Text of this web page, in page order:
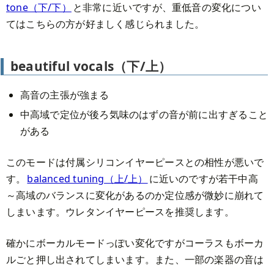
tone（下/下）
と非常に近いですが、重低音の変化につい
てはこちらの方が好ましく感じられました。
beautiful vocals（下/上）
高音の主張が強まる
中高域で定位が後ろ気味のはずの音が前に出すぎること
がある
このモードは付属シリコンイヤーピースとの相性が悪いで
す。
balanced tuning（上/上）
に近いのですが若干中高
～高域のバランスに変化があるのか定位感が微妙に崩れて
しまいます。ウレタンイヤーピースを推奨します。
確かにボーカルモードっぽい変化ですがコーラスもボーカ
ルごと押し出されてしまいます。また、一部の楽器の音は